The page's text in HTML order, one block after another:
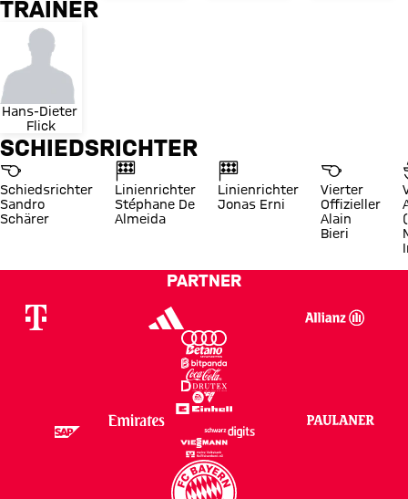
TRAINER
Hans-Dieter
Flick
SCHIEDSRICHTER
Schiedsrichter
Sandro
Schärer
Linienrichter
Stéphane De
Almeida
Linienrichter
Jonas Erni
Vierter
Offizieller
Alain
Bieri
PARTNER